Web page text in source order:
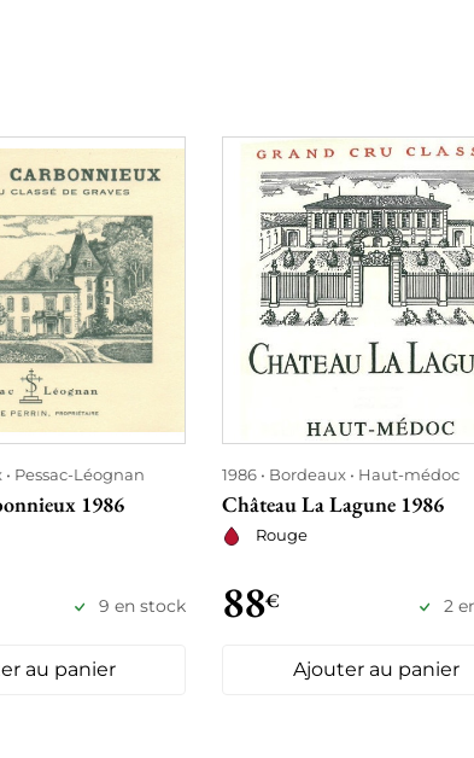
Pessac-Léognan
1986
9 en stock
au panier
1986 Bordeaux Haut-médoc
Château La Lagune 1986
Rouge
88€ 2
Ajouter au panier